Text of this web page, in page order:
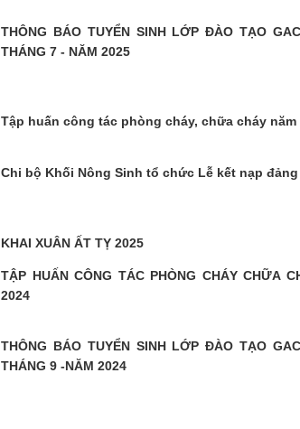
THÔNG BÁO TUYỂN SINH LỚP ĐÀO TẠO
THÁNG 7 - NĂM 2025
Tập huấn công tác phòng cháy, chữa cháy năm
Chi bộ Khối Nông Sinh tổ chức Lễ kết nạp
KHAI XUÂN ẤT TỴ 2025
TẬP HUẤN CÔNG TÁC PHÒNG CHÁY CHỮA
2024
THÔNG BÁO TUYỂN SINH LỚP ĐÀO TẠO
THÁNG 9 -NĂM 2024